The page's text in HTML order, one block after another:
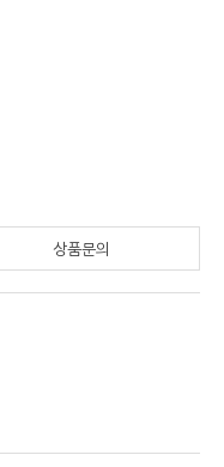
상품문의